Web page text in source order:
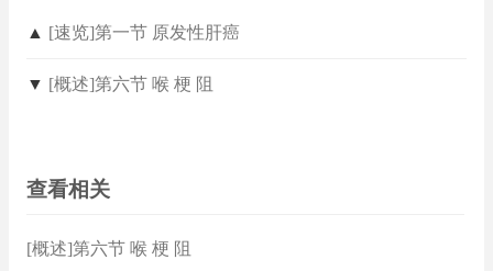
▲ [速览]第一节 原发性肝癌
▼ [概述]第六节 喉 梗 阻
查看相关
[概述]第六节 喉 梗 阻